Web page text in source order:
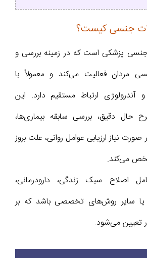
جنسی کیست؟
پزشکی است که در زمینه بررسی و
مردان فعالیت می‌کند و معمولاً با
آندرولوژی ارتباط مستقیم دارد. این
حال دقیق، بررسی سابقه بیماری‌ها،
نیاز ارزیابی عوامل روانی، علت بروز
می‌کند.
اصلاح سبک زندگی، دارودرمانی،
یا سایر روش‌های تخصصی باشد که بر
تعیین می‌شود.